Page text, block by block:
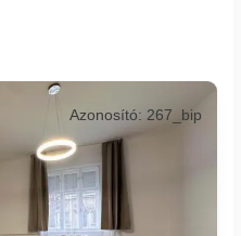
Azonosító: 267_bip